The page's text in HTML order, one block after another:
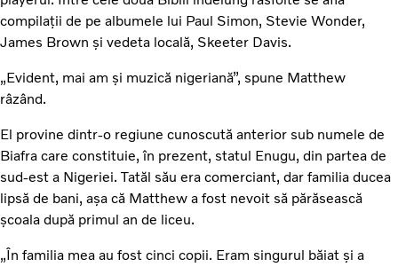
compilații de pe albumele lui Paul Simon, Stevie Wonder,
James Brown și vedeta locală, Skeeter Davis.
„Evident, mai am și muzică nigeriană”, spune Matthew
râzând.
El provine dintr-o regiune cunoscută anterior sub numele de
Biafra care constituie, în prezent, statul Enugu, din partea de
sud-est a Nigeriei. Tatăl său era comerciant, dar familia ducea
lipsă de bani, așa că Matthew a fost nevoit să părăsească
școala după primul an de liceu.
„În familia mea au fost cinci copii. Eram singurul băiat și a